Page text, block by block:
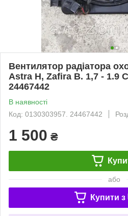
Вентилятор радіатора
Astra H, Zafira B. 1,7 - 1.9
24467442
В наявності
Код: 0130303957. 24467442
1 500 ₴
або
Купити з